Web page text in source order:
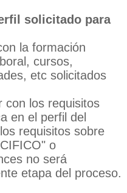
solicitado para
la formación
cursos,
etc solicitados
con los requisitos
en el perfil del
requisitos sobre
o
no será
etapa del proceso.